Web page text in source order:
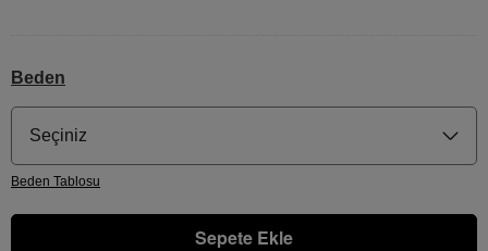
Beden
Seçiniz
Beden Tablosu
Sepete Ekle